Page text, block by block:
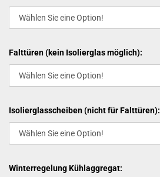
Falttüren (kein Isolierglas möglich):
Isolierglasscheiben (nicht für Falttüren):
Winterregelung Kühlaggregat: